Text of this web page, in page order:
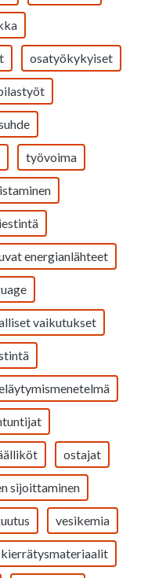
osatyökykyiset
työvoima
energianlähteet
vaikutukset
ostajat
sijoittaminen
vesikemia
kierrätysmateriaalit